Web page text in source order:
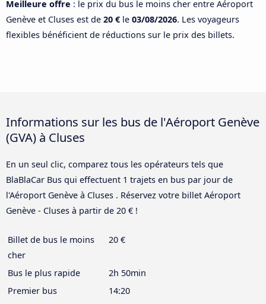
Meilleure offre : le prix du bus le moins cher entre Aéroport
Genève et Cluses est de 20 € le 03/08/2026. Les voyageurs
flexibles bénéficient de réductions sur le prix des billets.
Informations sur les bus de l'Aéroport Genève
(GVA) à Cluses
En un seul clic, comparez tous les opérateurs tels que
BlaBlaCar Bus qui effectuent 1 trajets en bus par jour de
l'Aéroport Genève à Cluses . Réservez votre billet Aéroport
Genève - Cluses à partir de 20 € !
Billet de bus le moins
cher
20 €
Bus le plus rapide
2h 50min
Premier bus
14:20